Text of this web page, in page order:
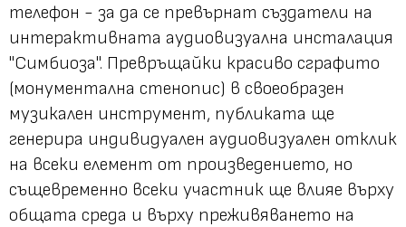
телефон - за да се превърнат създатели на
интерактивната аудиовизуална инсталация
"Симбиоза". Превръщайки красиво сграфито
(монументална стенопис) в своеобразен
музикален инструмент, публиката ще
генерира индивидуален аудиовизуален отклик
на всеки елемент от произведението, но
същевременно всеки участник ще влияе върху
общата среда и върху преживяването на